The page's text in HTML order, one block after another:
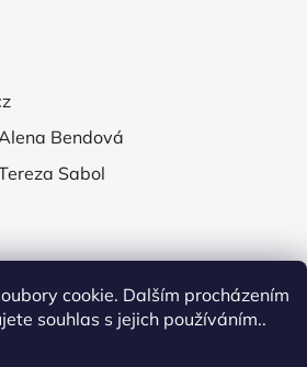
cookie. Dalším procházením
souhlas s jejich používáním..
Bendová
Sabol